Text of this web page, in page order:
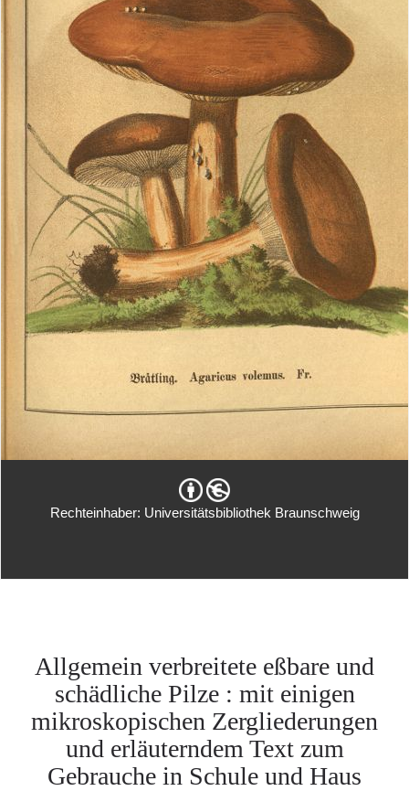
Rechteinhaber: Universitätsbibliothek Braunschweig
Allgemein verbreitete eßbare und
schädliche Pilze : mit einigen
mikroskopischen Zergliederungen
und erläuterndem Text zum
Gebrauche in Schule und Haus